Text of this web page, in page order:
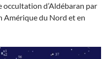
occultation d’Aldébaran par
Amérique du Nord et en